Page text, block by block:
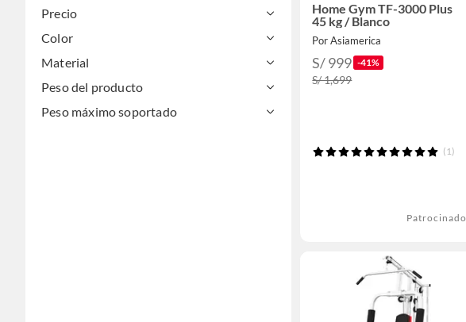
Precio
Color
Material
Peso del producto
Peso máximo soportado
Home Gym TF-3000 Plus
45 kg / Blanco
Por Asiamerica
S/ 999 -41%
S/ 1,699
(1)
Patrocinado